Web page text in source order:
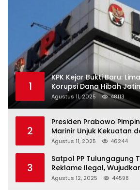
1
KPK Kejar Bukti Baru:
Korupsi Dana Hibah
Trenggalek
Agustus 11, 2025 48113
2
Presiden Prabowo
Marinir Unjuk Kekuatan
Struktur Baru
Agustus 11, 2025 46244
3
Satpol PP Tulungagung
Reklame Ilegal,
dan Indah
Agustus 12, 2025 44598